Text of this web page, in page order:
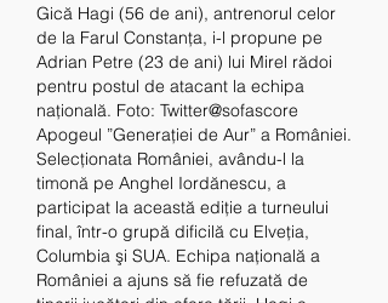
Gică Hagi (56 de ani), antrenorul celor
de la Farul Constanța, i-l propune pe
Adrian Petre (23 de ani) lui Mirel rădoi
pentru postul de atacant la echipa
națională. Foto: Twitter@sofascore
Apogeul ”Generației de Aur” a României.
Selecţionata României, avându-l la
timonă pe Anghel Iordănescu, a
participat la această ediţie a turneului
final, într-o grupă dificilă cu Elveţia,
Columbia şi SUA. Echipa națională a
României a ajuns să fie refuzată de